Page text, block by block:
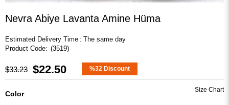
Nevra Abiye Lavanta Amine Hüma
Estimated Delivery Time : The same day
(3519)
$33.23 $22.50 %32 Discount
Color